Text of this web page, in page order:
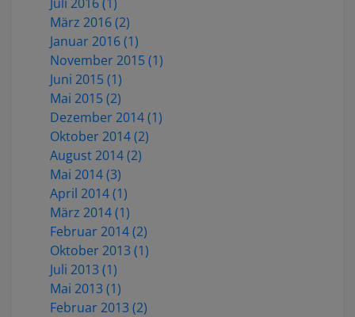
März 2016 (2)
Januar 2016 (1)
November 2015 (1)
Juni 2015 (1)
Mai 2015 (2)
Dezember 2014 (1)
Oktober 2014 (2)
August 2014 (2)
Mai 2014 (3)
April 2014 (1)
März 2014 (1)
Februar 2014 (2)
Oktober 2013 (1)
Juli 2013 (1)
Mai 2013 (1)
Februar 2013 (2)